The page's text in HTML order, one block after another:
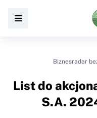
Biznesradar
List do
S.A.